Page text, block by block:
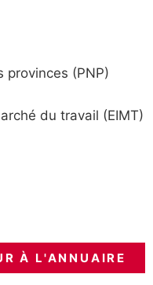
provinces (PNP)
du travail (EIMT)
À L'ANNUAIRE